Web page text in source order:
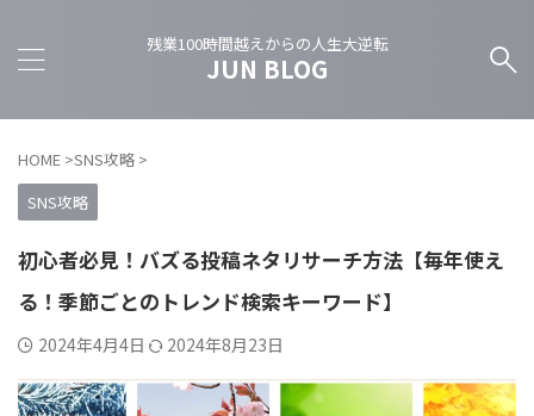
残業100時間越えからの人生大逆転
JUN BLOG
HOME >SNS攻略 >
SNS攻略
初心者必見！バズる投稿ネタリサーチ方法【毎年使え
る！季節ごとのトレンド検索キーワード】
2024年4月4日 2024年8月23日